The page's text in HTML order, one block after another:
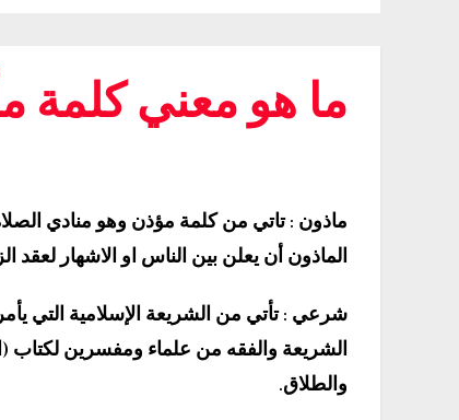
ما هو معني
ماذون : تاتي من كلمة مؤذن وهو منادي
الماذون أن يعلن بين الناس او الاشهار لعقد
شرعي : تأتي من الشريعة الإسلامية التي
الشريعة والفقه من علماء ومفسرين لكتاب
والطلاق.